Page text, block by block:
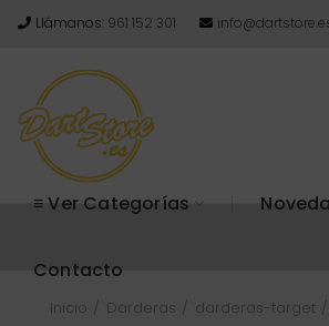
Llámanos: 961 152 301
≡ Ver Categorías
Contacto
Inicio Darderas darderas-target